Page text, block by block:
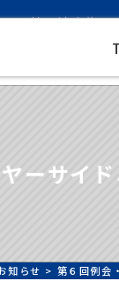
2530地区/中央分区
ーサイ
知らせ > 第６回例会